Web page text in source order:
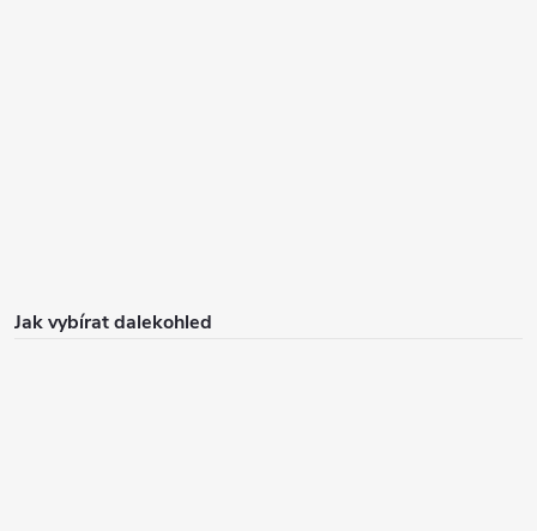
Jak vybírat dalekohled